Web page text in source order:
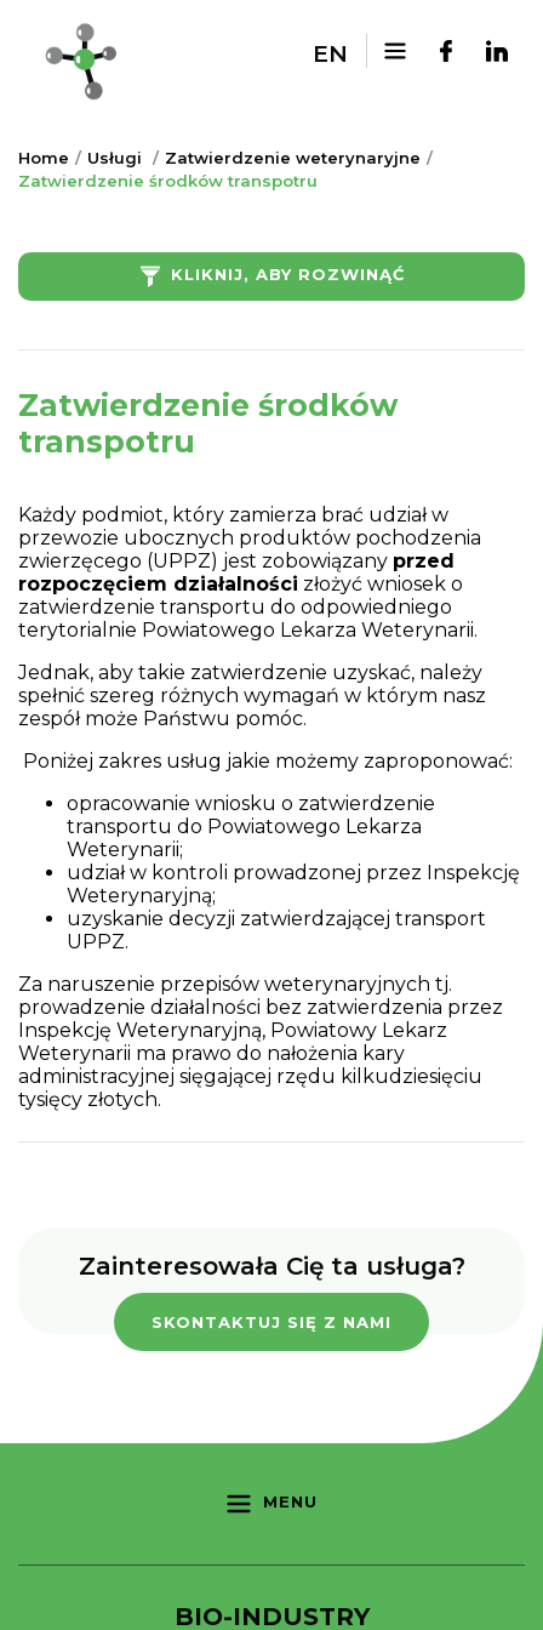
EN
Home Usługi
Zatwierdzenie weterynaryjne
Zatwierdzenie środków transpotru
KLIKNIJ, ABY ROZWINĄĆ
Zatwierdzenie środków
transpotru
Każdy podmiot, który zamierza brać udział w
przewozie ubocznych produktów pochodzenia
zwierzęcego (UPPZ) jest zobowiązany przed
rozpoczęciem działalności złożyć wniosek o
zatwierdzenie transportu do odpowiedniego
terytorialnie Powiatowego Lekarza Weterynarii.
Jednak, aby takie zatwierdzenie uzyskać, należy
spełnić szereg różnych wymagań w którym nasz
zespół może Państwu pomóc.
Poniżej zakres usług jakie możemy zaproponować:
opracowanie wniosku o zatwierdzenie
transportu do Powiatowego Lekarza
Weterynarii;
udział w kontroli prowadzonej przez Inspekcję
Weterynaryjną;
uzyskanie decyzji zatwierdzającej transport
UPPZ.
Za naruszenie przepisów weterynaryjnych tj.
prowadzenie działalności bez zatwierdzenia przez
Inspekcję Weterynaryjną, Powiatowy Lekarz
Weterynarii ma prawo do nałożenia kary
administracyjnej sięgającej rzędu kilkudziesięciu
tysięcy złotych.
Zainteresowała Cię ta usługa?
SKONTAKTUJ SIĘ Z NAMI
MENU
BIO-INDUSTRY